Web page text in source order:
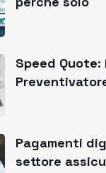
Speed Quote:
Pagamenti
settore